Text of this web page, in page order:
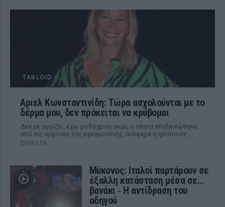
TABLOID
Αριελ Κωνσταντινίδη: Τώρα ασχολούνται με το
δέρμα μου, δεν πρόκειται να κρύβομαι
Δεν με αγγίζει, έχω ροδόχρου ακμή, η οποία επιδεινώθηκε
από τις ορμόνες της εγκυμοσύνης, ανέφερε η ηθοποιός
ΣΉΜΕΡΑ
Μύκονος: Ιταλοί παρτάρουν σε
έξαλλη κατάσταση μέσα σε...
βανάκι ‑ Η αντίδραση του
οδηγού